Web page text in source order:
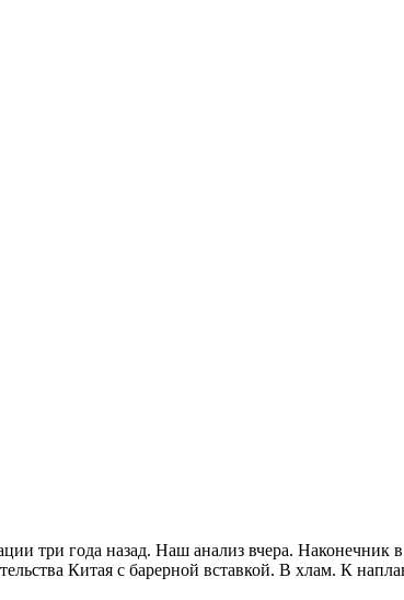
года назад. Наш анализ вчера. Наконечник в
Китая с барерной вставкой. В хлам. К